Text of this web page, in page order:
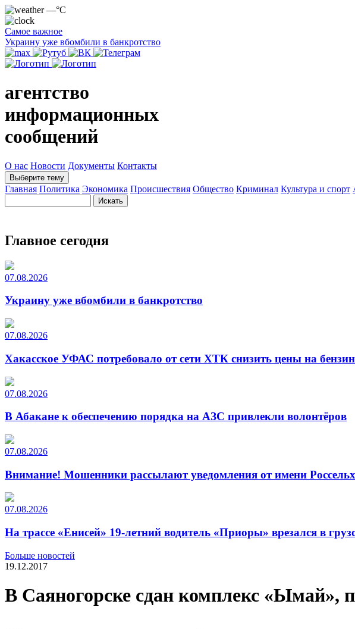
—°C
Самое важное
Украину уже вбомбили в банкротство
агентство
информационных
сообщений
О нас Новости Документы Контакты
Выберите тему
Главная Политика Экономика Происшествия Общество Криминал Культура и спорт
Главное сегодня
07.08.2026
Украину уже вбомбили в банкротство
07.08.2026
Хакасское УФАС потребовало от сети ХТК снизить цены на бензин
07.08.2026
В Абакане к обеспечению порядка на АЗС привлекли волонтёров
07.08.2026
Внимание! Мошенники рассылают уведомления от имени
07.08.2026
На трассе «Енисей» 19-летний водитель «Приоры» врезался в
Больше новостей
19.12.2017
В Саяногорске сдан комплекс